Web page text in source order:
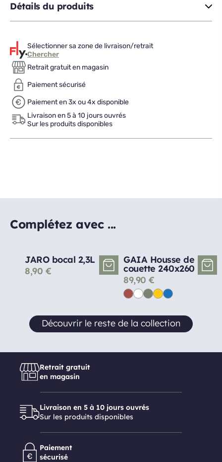
Détails du produits
Sélectionner sa zone de livraison/retrait
Chercher
Retrait gratuit en magasin
Paiement sécurisé
Paiement en 3x ou 4x disponible
Livraison en 5 à 10 jours ouvrés
Sur les produits disponibles
Complétez avec ...
JARO bocal 2,3L
8,90 €
GAIA Housse de
couette 240x260
89,90 €
Découvrir le reste de la collection
Retrait gratuit
en magasin
Livraison en 5 à 10 jours ouvrés
Sur les produits disponibles
Paiement
sécurisé